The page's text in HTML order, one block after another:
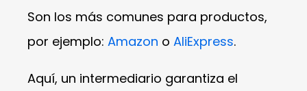
Son los más comunes para productos,
por ejemplo: Amazon o AliExpress.
Aquí, un intermediario garantiza el